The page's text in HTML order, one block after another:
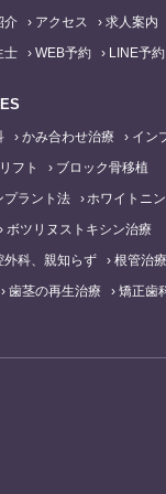
介 アクセス
求人案内
士 WEB予約 LINE予約
かみ合わせ治療
イン
フト
ブロック骨移植
プラント法
ホワイトニ
ボツリヌストキシン治療
外科、親知らず
根管治療
歯茎の再生治療
矯正歯